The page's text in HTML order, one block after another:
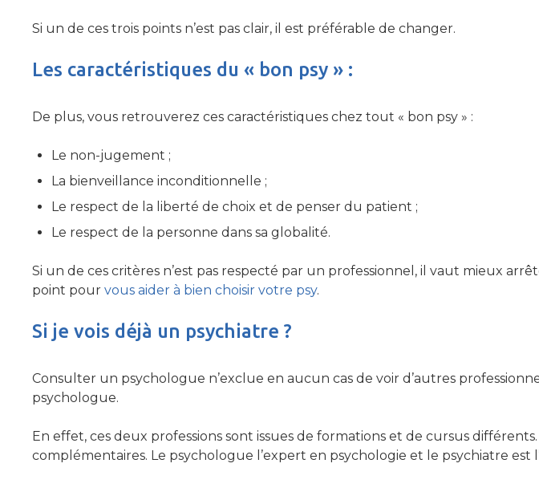
Si un de ces trois points n’est pas clair, il est préférable de changer.
Les caractéristiques du « bon psy » :
De plus, vous retrouverez ces caractéristiques chez tout « bon psy » :
Le non-jugement ;
La bienveillance inconditionnelle ;
Le respect de la liberté de choix et de penser du patient ;
Le respect de la personne dans sa globalité.
Si un de ces critères n’est pas respecté par un professionnel, il vaut mieux
point pour vous aider à bien choisir votre psy.
Si je vois déjà un psychiatre ?
Consulter un psychologue n’exclue en aucun cas de voir d’autres
psychologue.
En effet, ces deux professions sont issues de formations et de cursus
complémentaires. Le psychologue l’expert en psychologie et le psychiatre est